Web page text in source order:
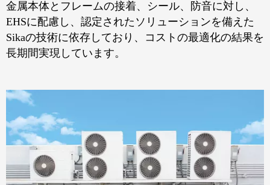
金属本体とフレームの接着、シール、防音に対し、
EHSに配慮し、認定されたソリューションを備えた
Sikaの技術に依存しており、コストの最適化の結果を
長期間実現しています。